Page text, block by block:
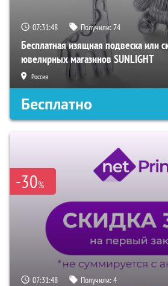
07:31:47 Получили:74
Бесплатная изящная подвеска или
ювелирных магазинов SUNLIGHT
Россия
Бесплатно
-30%
07:31:47 Получили:4